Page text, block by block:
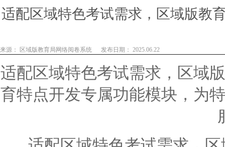
适配区域特色考试需求，区域版教
来源： 区域版教育局网络阅卷系统 发布日期： 2025.06.22
适配区域特色考试需求，区域
育特点开发专属功能模块，为